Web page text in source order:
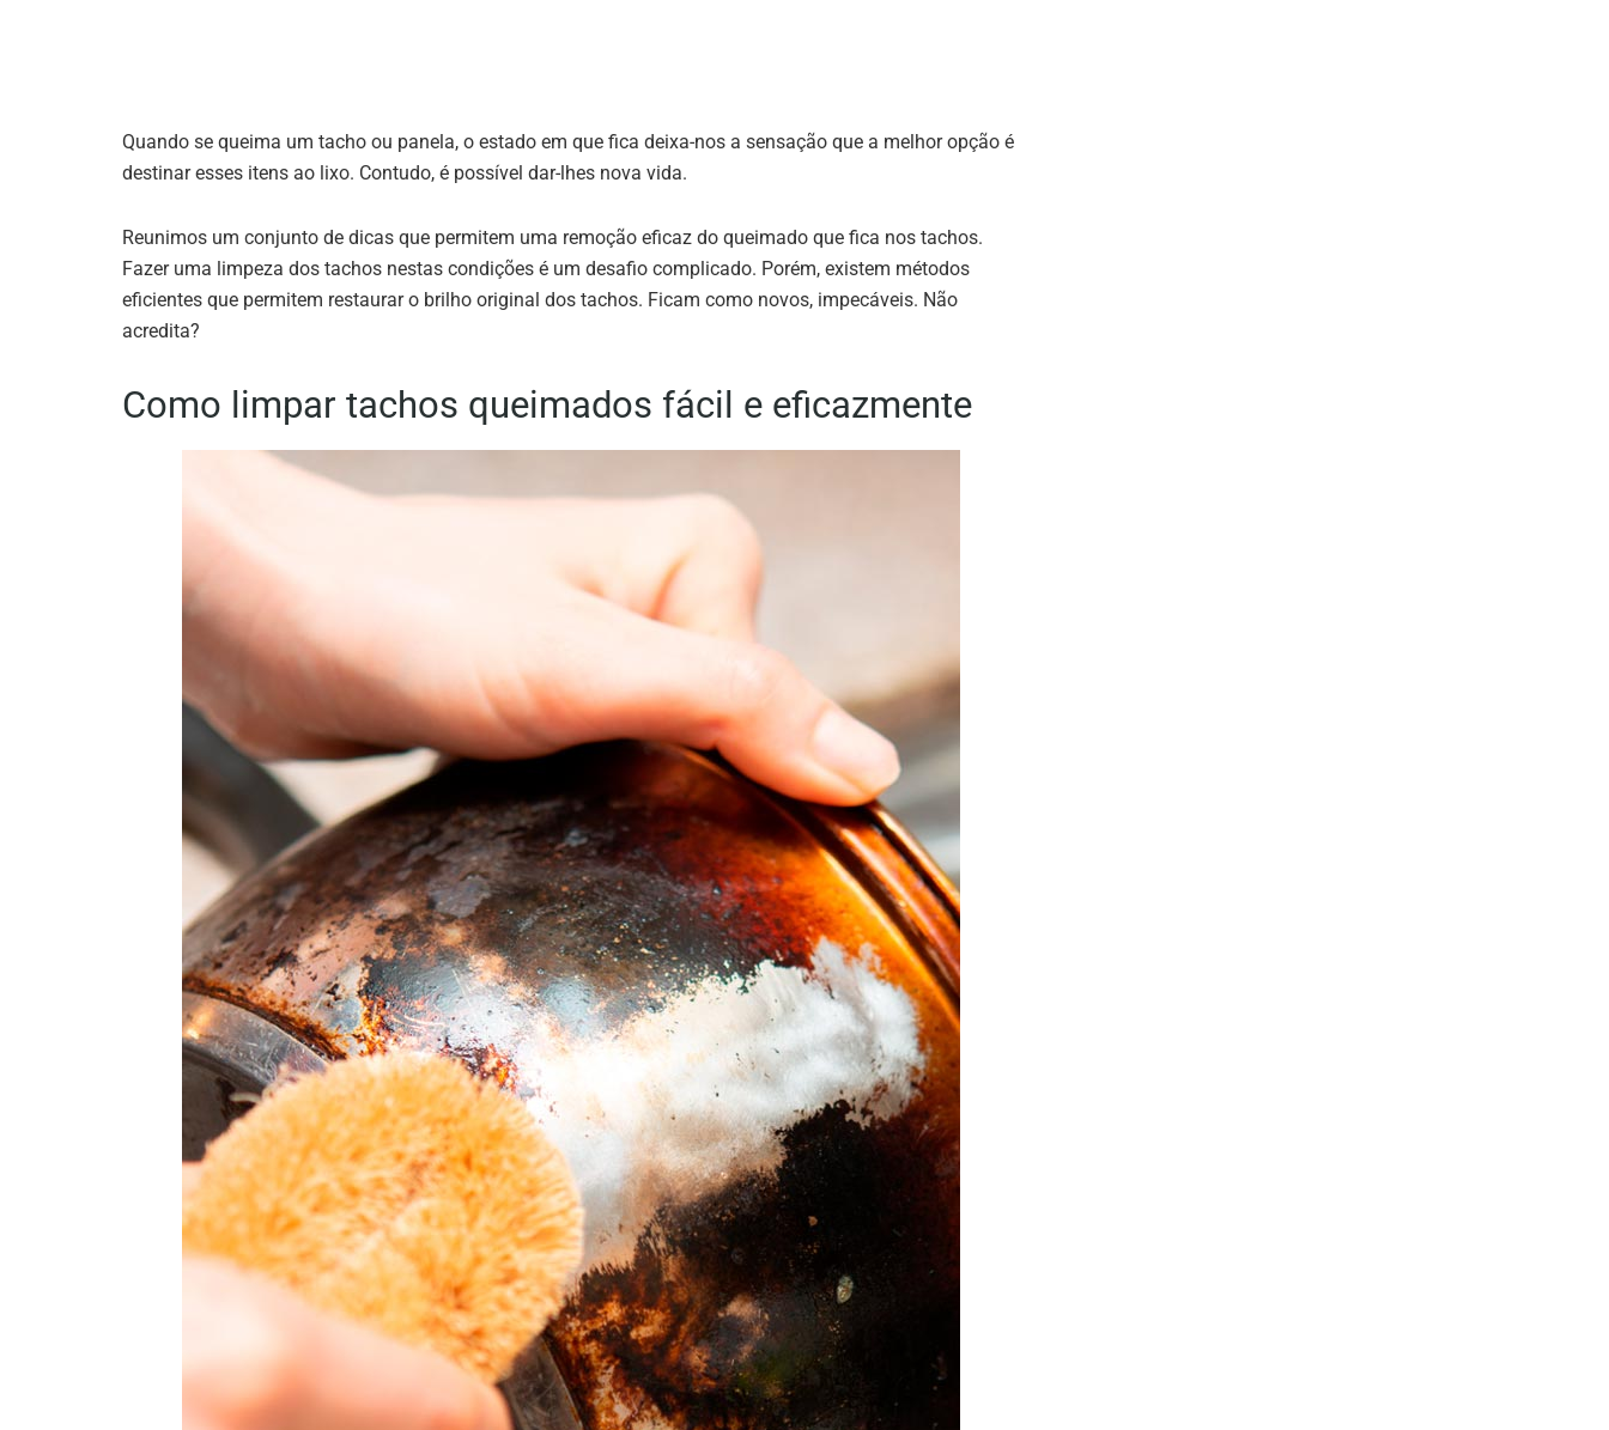
Quando se queima um tacho ou panela, o estado em que fica deixa-nos a sensação que a melhor opção é
destinar esses itens ao lixo. Contudo, é possível dar-lhes nova vida.
Reunimos um conjunto de dicas que permitem uma remoção eficaz do queimado que fica nos tachos.
Fazer uma limpeza dos tachos nestas condições é um desafio complicado. Porém, existem métodos
eficientes que permitem restaurar o brilho original dos tachos. Ficam como novos, impecáveis. Não
acredita?
Como limpar tachos queimados fácil e eficazmente